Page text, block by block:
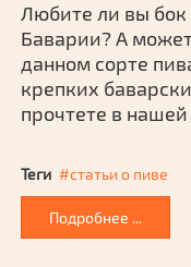
Любите ли вы бок
Баварии? А
данном сорте
крепких
прочтете в нашей
Теги статьи о пиве
Подробнее ...